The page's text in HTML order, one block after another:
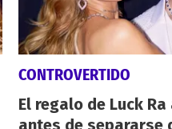
CONTROVERTIDO
El regalo de Luck Ra
antes de separarse